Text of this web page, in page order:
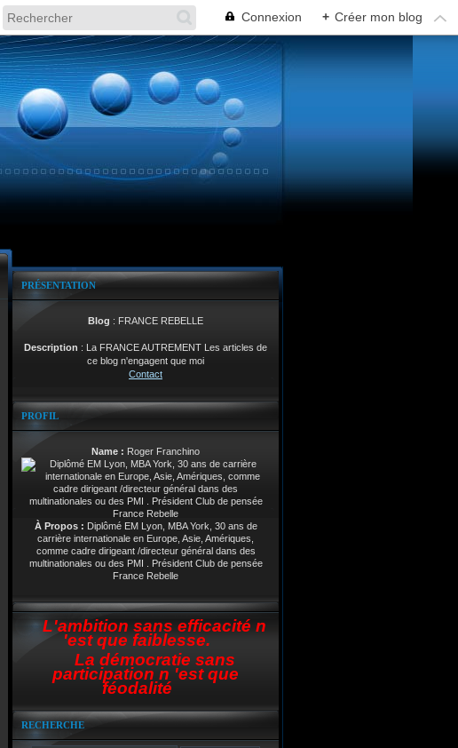
Connexion + Créer mon blog
PRÉSENTATION
Blog : FRANCE REBELLE
Description : La FRANCE AUTREMENT Les articles de
ce blog n'engagent que moi
Contact
PROFIL
Name : Roger Franchino
À Propos : Diplômé EM Lyon, MBA York, 30 ans de
carrière internationale en Europe, Asie, Amériques,
comme cadre dirigeant /directeur général dans des
multinationales ou des PMI . Président Club de pensée
France Rebelle
L'ambition sans efficacité n
'est que faiblesse.
La démocratie sans
participation n 'est que
féodalité
RECHERCHE